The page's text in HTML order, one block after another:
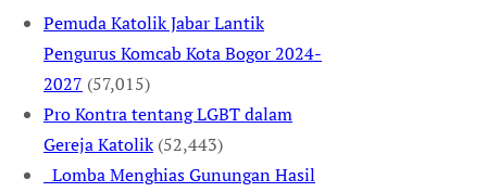
Pemuda Katolik Jabar Lantik
Pengurus Komcab Kota Bogor 2024-
2027 (57,015)
Pro Kontra tentang LGBT dalam
Gereja Katolik (52,443)
Lomba Menghias Gunungan Hasil